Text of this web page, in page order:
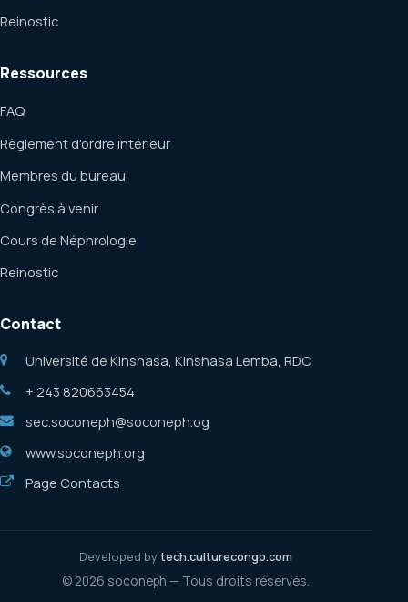
Reinostic
Ressources
FAQ
Règlement d'ordre intérieur
Membres du bureau
Congrès à venir
Cours de Néphrologie
Reinostic
Contact
Université de Kinshasa, Kinshasa Lemba, RDC
+ 243 820663454
sec.soconeph@soconeph.og
www.soconeph.org
Page Contacts
Developed by tech.culturecongo.com
© 2026 soconeph — Tous droits réservés.